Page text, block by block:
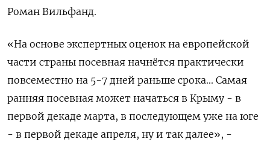
Роман Вильфанд.
«На основе экспертных оценок на европейской
части страны посевная начнётся практически
повсеместно на 5-7 дней раньше срока... Самая
ранняя посевная может начаться в Крыму - в
первой декаде марта, в последующем уже на юге
- в первой декаде апреля, ну и так далее», -